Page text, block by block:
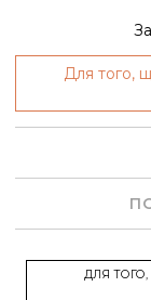
Для того,
ДЛЯ